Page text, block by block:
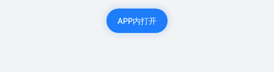
APP内打开